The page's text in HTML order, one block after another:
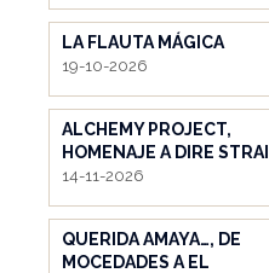
LA FLAUTA MÁGICA
19-10-2026
ALCHEMY PROJECT,
HOMENAJE A DIRE
14-11-2026
QUERIDA AMAYA…, DE
MOCEDADES A EL